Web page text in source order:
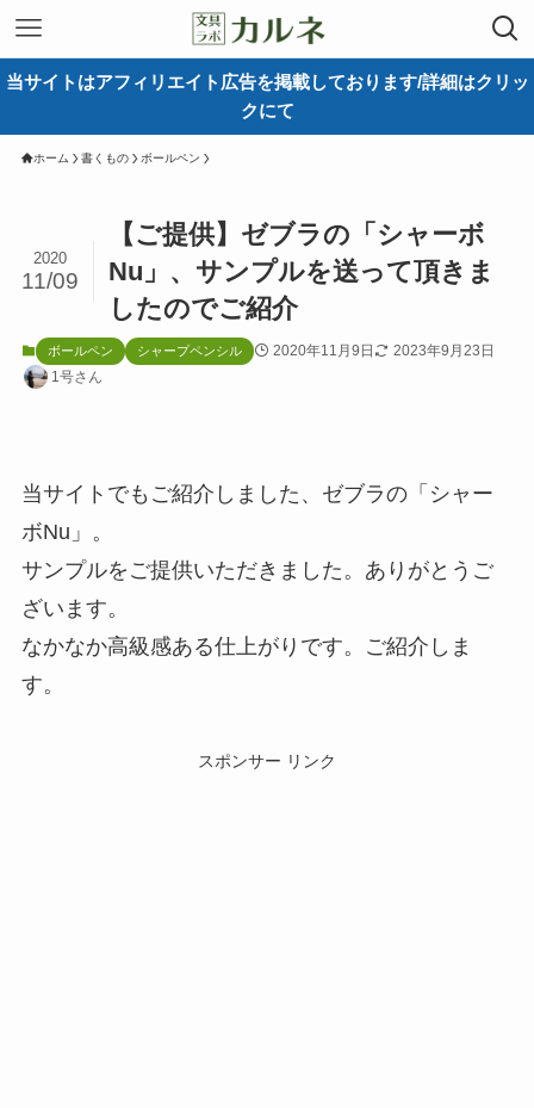
当サイトはアフィリエイト広告を掲載しております/詳細はクリッ
クにて
ホーム 書くもの ボールペン
【ご提供】ゼブラの「シャーボ
Nu」、サンプルを送って頂きま
したのでご紹介
2020
11/09
ボールペン シャープペンシル 2020年11月9日
2023年9月23日
1号さん
当サイトでもご紹介しました、ゼブラの「シャー
ボNu」。
サンプルをご提供いただきました。ありがとうご
ざいます。
なかなか高級感ある仕上がりです。ご紹介しま
す。
スポンサー リンク